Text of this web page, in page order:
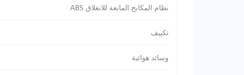
نظام المكابح المانعة للانغلاق ABS
تكييف
وسائد هوائية